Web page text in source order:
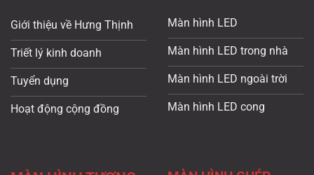
Giới thiệu về Hưng Thịnh
Triết lý kinh doanh
Tuyển dụng
Hoạt động cộng đồng
Màn hình LED
Màn hình LED trong nhà
Màn hình LED ngoài trời
Màn hình LED cong